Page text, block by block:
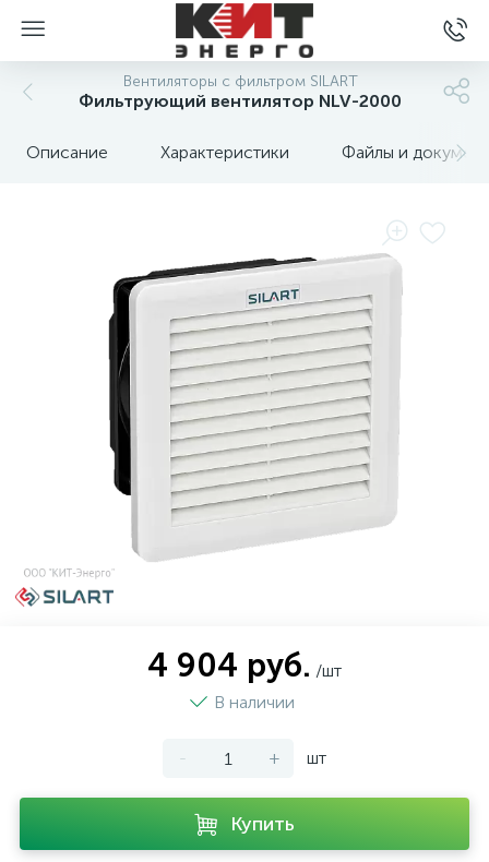
Вентиляторы с фильтром SILART
Фильтрующий вентилятор NLV-2000
Описание Характеристики Файлы и
4 904 руб. /шт
В наличии
- + шт
Купить